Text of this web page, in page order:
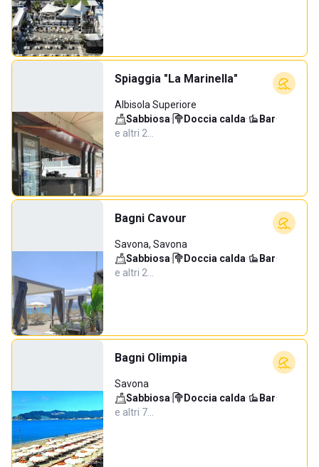
Spiaggia "La Marinella"
Albisola Superiore
Sabbiosa· Doccia calda· Bar·
e altri 2…
Bagni Cavour
Savona, Savona
Sabbiosa· Doccia calda· Bar·
e altri 2…
Bagni Olimpia
Savona
Sabbiosa· Doccia calda· Bar·
e altri 7…